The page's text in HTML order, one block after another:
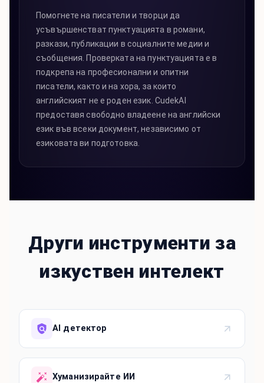
Помогнете на писатели и творци да
усъвършенстват пунктуацията в романи,
разкази, публикации в социалните медии и
съобщения. Проверката на пунктуацията е в
подкрепа на професионални и опитни
писатели, както и на хора, за които
английският не е роден език. CudekAI
предоставя свободно владеене на английски
език във всеки документ, независимо от
езиковата ви подготовка.
Други инструменти за
изкуствен интелект
AI детектор
Хуманизирайте ИИ